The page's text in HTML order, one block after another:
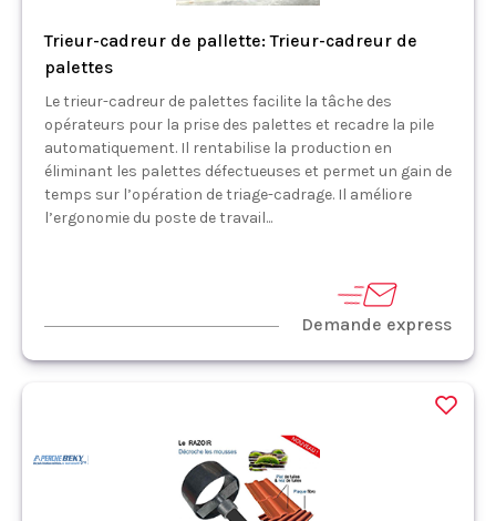
Trieur-cadreur de pallette: Trieur-cadreur de
palettes
Le trieur-cadreur de palettes facilite la tâche des
opérateurs pour la prise des palettes et recadre la pile
automatiquement. Il rentabilise la production en
éliminant les palettes défectueuses et permet un gain de
temps sur l’opération de triage-cadrage. Il améliore
l’ergonomie du poste de travail...
Demande express